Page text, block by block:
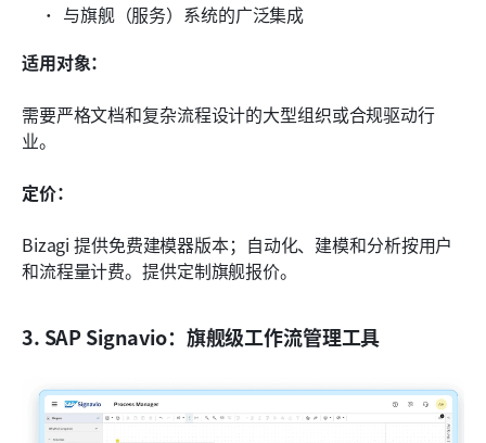
与旗舰（服务）系统的广泛集成
适用对象：
需要严格文档和复杂流程设计的大型组织或合规驱动行
业。
定价：
Bizagi 提供免费建模器版本；自动化、建模和分析按用户
和流程量计费。提供定制旗舰报价。
3. SAP Signavio：旗舰级工作流管理工具